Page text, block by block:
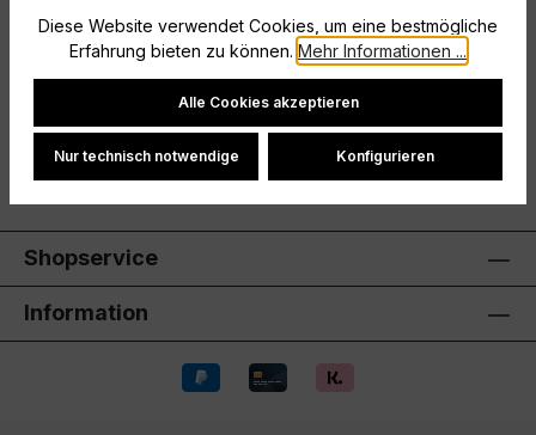
beliebtesten Sport d…Mehr
Hersteller
Bewertungen
Shopservice
Information
Diese Website verwendet Cookies, um eine bestmögliche
Erfahrung bieten zu können. Mehr Informationen ...
Cookie-Einstellungen
Alle Cookies akzeptieren
Nur technisch notwendige Konfigurieren